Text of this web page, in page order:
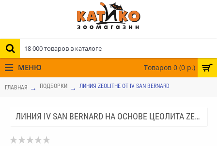
Товаров 0 (0 р.)
МЕНЮ
ГЛАВНАЯ ПОДБОРКИ ЛИНИЯ ZEOLITHE ОТ IV SAN BERNARD
ЛИНИЯ IV SAN BERNARD НА ОСНОВЕ ЦЕОЛИТА ZEOLITHE ОТ ISB